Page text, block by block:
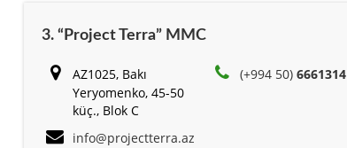
3. “Project Terra” MMC
AZ1025, Bakı
Yeryomenko, 45-50
küç., Blok C
(+994 50)6661314
info@projectterra.az